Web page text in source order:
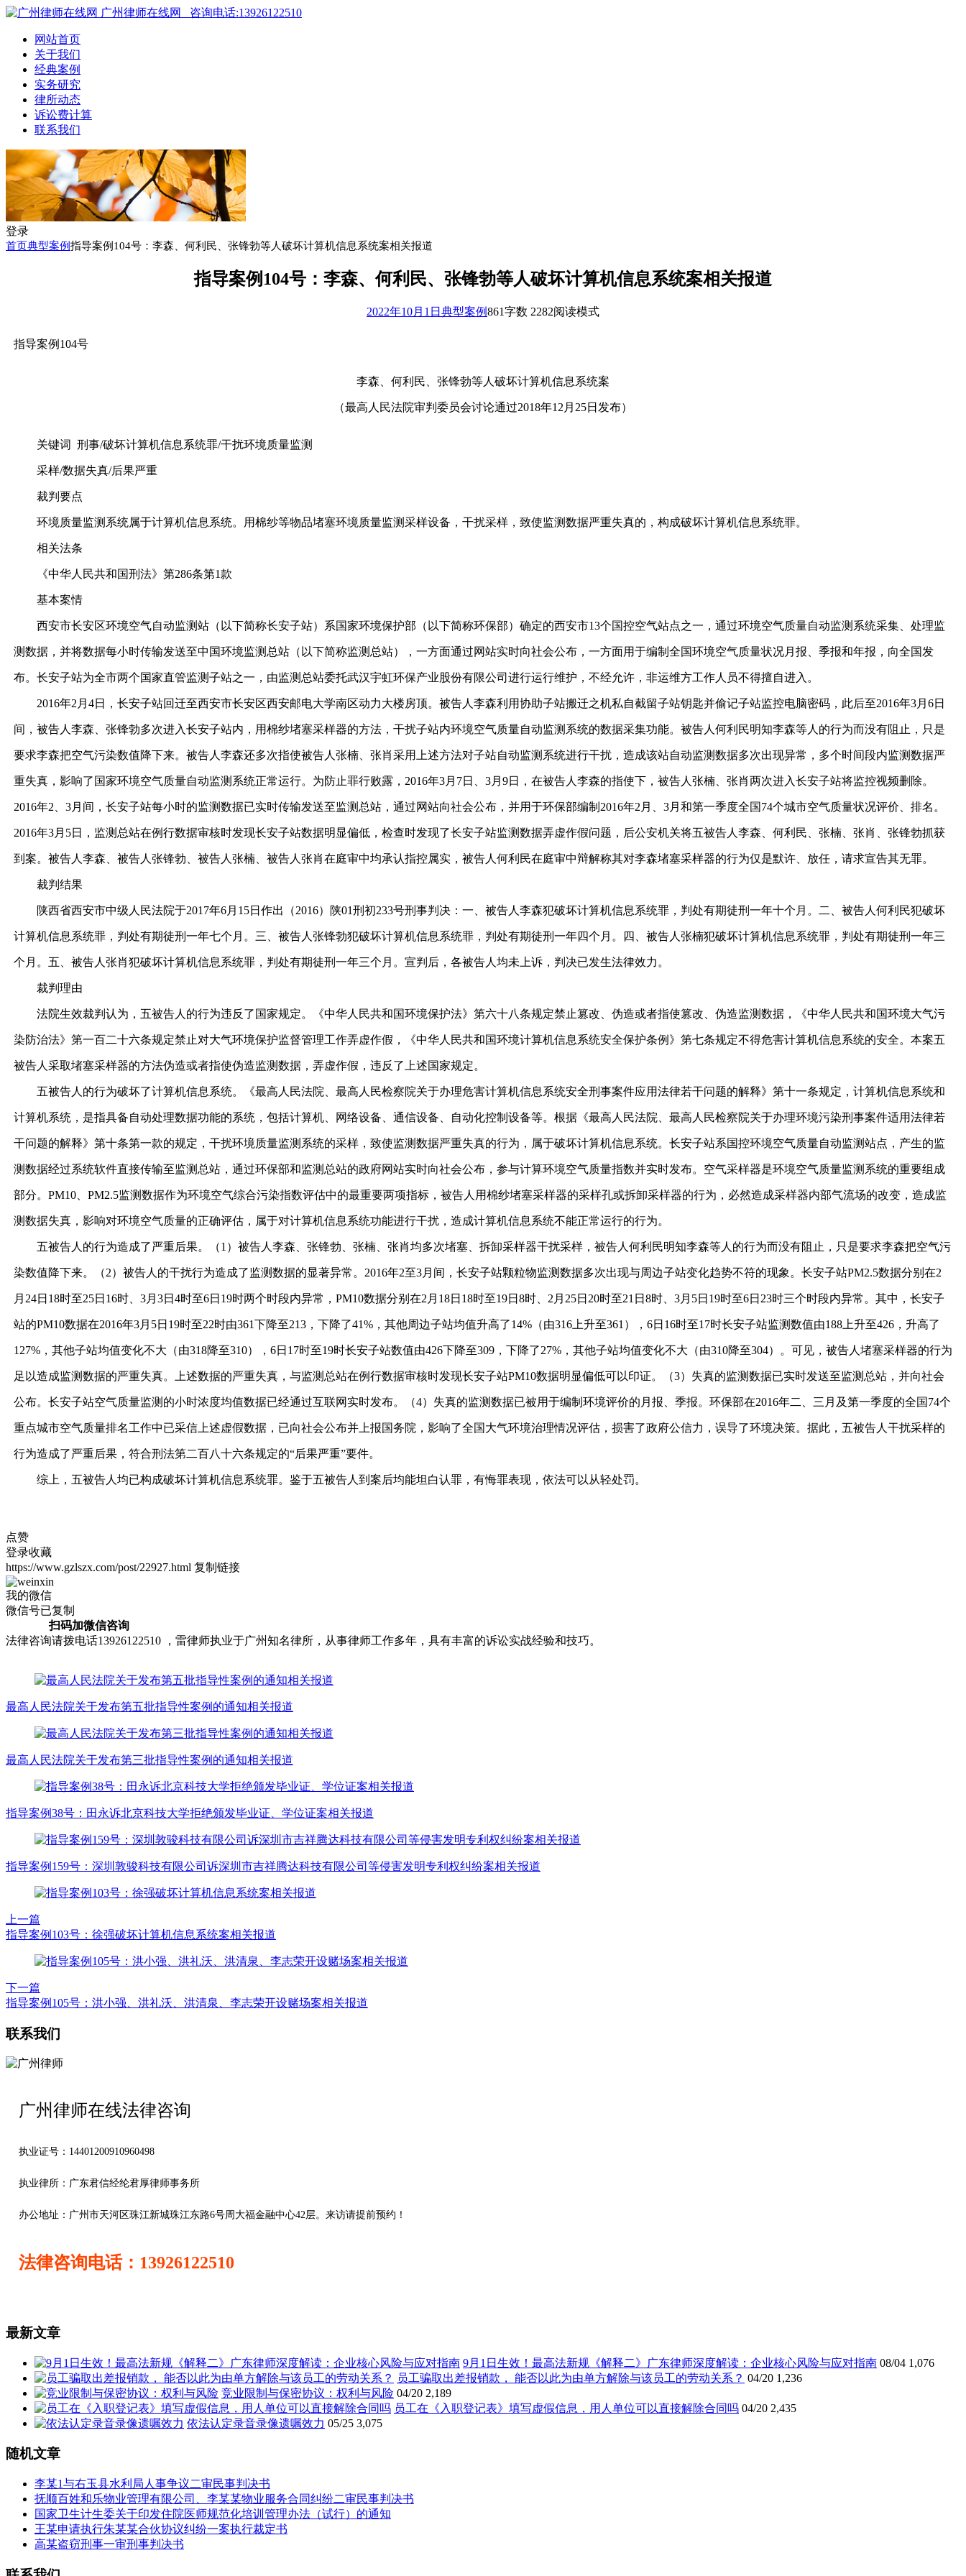
广州律师在线网 咨询电话:13926122510
网站首页
关于我们
经典案例
实务研究
律所动态
诉讼费计算
联系我们
登录
首页典型案例指导案例104号：李森、何利民、张锋勃等人破坏计算机信息系统案相关报道
指导案例104号：李森、何利民、张锋勃等人破坏计算机信息系统案相关报道
2022年10月1日 典型案例861字数 2282阅读模式
指导案例104号
李森、何利民、张锋勃等人破坏计算机信息系统案
（最高人民法院审判委员会讨论通过2018年12月25日发布）
关键词 刑事/破坏计算机信息系统罪/干扰环境质量监测
采样/数据失真/后果严重
裁判要点
环境质量监测系统属于计算机信息系统。用棉纱等物品堵塞环境质量监测采样设备，干扰采样，致使监测数据严重失真的，构成破坏计算机信息系统罪。
相关法条
《中华人民共和国刑法》第286条第1款
基本案情
西安市长安区环境空气自动监测站（以下简称长安子站）系国家环境保护部（以下简称环保部）确定的西安市13个国控空气站点之一，通过环境空气质量自动监测系统采集、处理监
测数据，并将数据每小时传输发送至中国环境监测总站（以下简称监测总站），一方面通过网站实时向社会公布，一方面用于编制全国环境空气质量状况月报、季报和年报，向全国发
布。长安子站为全市两个国家直管监测子站之一，由监测总站委托武汉宇虹环保产业股份有限公司进行运行维护，不经允许，非运维方工作人员不得擅自进入。
2016年2月4日，长安子站回迁至西安市长安区西安邮电大学南区动力大楼房顶。被告人李森利用协助子站搬迁之机私自截留子站钥匙并偷记子站监控电脑密码，此后至2016年3月6日
间，被告人李森、张锋勃多次进入长安子站内，用棉纱堵塞采样器的方法，干扰子站内环境空气质量自动监测系统的数据采集功能。被告人何利民明知李森等人的行为而没有阻止，只是
要求李森把空气污染数值降下来。被告人李森还多次指使被告人张楠、张肖采用上述方法对子站自动监测系统进行干扰，造成该站自动监测数据多次出现异常，多个时间段内监测数据严
重失真，影响了国家环境空气质量自动监测系统正常运行。为防止罪行败露，2016年3月7日、3月9日，在被告人李森的指使下，被告人张楠、张肖两次进入长安子站将监控视频删除。
2016年2、3月间，长安子站每小时的监测数据已实时传输发送至监测总站，通过网站向社会公布，并用于环保部编制2016年2月、3月和第一季度全国74个城市空气质量状况评价、排名。
2016年3月5日，监测总站在例行数据审核时发现长安子站数据明显偏低，检查时发现了长安子站监测数据弄虚作假问题，后公安机关将五被告人李森、何利民、张楠、张肖、张锋勃抓获
到案。被告人李森、被告人张锋勃、被告人张楠、被告人张肖在庭审中均承认指控属实，被告人何利民在庭审中辩解称其对李森堵塞采样器的行为仅是默许、放任，请求宣告其无罪。
裁判结果
陕西省西安市中级人民法院于2017年6月15日作出（2016）陕01刑初233号刑事判决：一、被告人李森犯破坏计算机信息系统罪，判处有期徒刑一年十个月。二、被告人何利民犯破坏
计算机信息系统罪，判处有期徒刑一年七个月。三、被告人张锋勃犯破坏计算机信息系统罪，判处有期徒刑一年四个月。四、被告人张楠犯破坏计算机信息系统罪，判处有期徒刑一年三
个月。五、被告人张肖犯破坏计算机信息系统罪，判处有期徒刑一年三个月。宣判后，各被告人均未上诉，判决已发生法律效力。
裁判理由
法院生效裁判认为，五被告人的行为违反了国家规定。《中华人民共和国环境保护法》第六十八条规定禁止篡改、伪造或者指使篡改、伪造监测数据，《中华人民共和国环境大气污
染防治法》第一百二十六条规定禁止对大气环境保护监督管理工作弄虚作假，《中华人民共和国环境计算机信息系统安全保护条例》第七条规定不得危害计算机信息系统的安全。本案五
被告人采取堵塞采样器的方法伪造或者指使伪造监测数据，弄虚作假，违反了上述国家规定。
五被告人的行为破坏了计算机信息系统。《最高人民法院、最高人民检察院关于办理危害计算机信息系统安全刑事案件应用法律若干问题的解释》第十一条规定，计算机信息系统和
计算机系统，是指具备自动处理数据功能的系统，包括计算机、网络设备、通信设备、自动化控制设备等。根据《最高人民法院、最高人民检察院关于办理环境污染刑事案件适用法律若
干问题的解释》第十条第一款的规定，干扰环境质量监测系统的采样，致使监测数据严重失真的行为，属于破坏计算机信息系统。长安子站系国控环境空气质量自动监测站点，产生的监
测数据经过系统软件直接传输至监测总站，通过环保部和监测总站的政府网站实时向社会公布，参与计算环境空气质量指数并实时发布。空气采样器是环境空气质量监测系统的重要组成
部分。PM10、PM2.5监测数据作为环境空气综合污染指数评估中的最重要两项指标，被告人用棉纱堵塞采样器的采样孔或拆卸采样器的行为，必然造成采样器内部气流场的改变，造成监
测数据失真，影响对环境空气质量的正确评估，属于对计算机信息系统功能进行干扰，造成计算机信息系统不能正常运行的行为。
五被告人的行为造成了严重后果。（1）被告人李森、张锋勃、张楠、张肖均多次堵塞、拆卸采样器干扰采样，被告人何利民明知李森等人的行为而没有阻止，只是要求李森把空气污
染数值降下来。（2）被告人的干扰行为造成了监测数据的显著异常。2016年2至3月间，长安子站颗粒物监测数据多次出现与周边子站变化趋势不符的现象。长安子站PM2.5数据分别在2
月24日18时至25日16时、3月3日4时至6日19时两个时段内异常，PM10数据分别在2月18日18时至19日8时、2月25日20时至21日8时、3月5日19时至6日23时三个时段内异常。其中，长安子
站的PM10数据在2016年3月5日19时至22时由361下降至213，下降了41%，其他周边子站均值升高了14%（由316上升至361），6日16时至17时长安子站监测数值由188上升至426，升高了
127%，其他子站均值变化不大（由318降至310），6日17时至19时长安子站数值由426下降至309，下降了27%，其他子站均值变化不大（由310降至304）。可见，被告人堵塞采样器的行为
足以造成监测数据的严重失真。上述数据的严重失真，与监测总站在例行数据审核时发现长安子站PM10数据明显偏低可以印证。（3）失真的监测数据已实时发送至监测总站，并向社会
公布。长安子站空气质量监测的小时浓度均值数据已经通过互联网实时发布。（4）失真的监测数据已被用于编制环境评价的月报、季报。环保部在2016年二、三月及第一季度的全国74个
重点城市空气质量排名工作中已采信上述虚假数据，已向社会公布并上报国务院，影响了全国大气环境治理情况评估，损害了政府公信力，误导了环境决策。据此，五被告人干扰采样的
行为造成了严重后果，符合刑法第二百八十六条规定的“后果严重”要件。
综上，五被告人均已构成破坏计算机信息系统罪。鉴于五被告人到案后均能坦白认罪，有悔罪表现，依法可以从轻处罚。
点赞
登录收藏
https://www.gzlszx.com/post/22927.html 复制链接
我的微信
微信号已复制
扫码加微信咨询
法律咨询请拨电话13926122510 ，雷律师执业于广州知名律所，从事律师工作多年，具有丰富的诉讼实战经验和技巧。
最高人民法院关于发布第五批指导性案例的通知相关报道
最高人民法院关于发布第三批指导性案例的通知相关报道
指导案例38号：田永诉北京科技大学拒绝颁发毕业证、学位证案相关报道
指导案例159号：深圳敦骏科技有限公司诉深圳市吉祥腾达科技有限公司等侵害发明专利权纠纷案相关报道
上一篇
指导案例103号：徐强破坏计算机信息系统案相关报道
下一篇
指导案例105号：洪小强、洪礼沃、洪清泉、李志荣开设赌场案相关报道
联系我们
广州律师在线法律咨询
执业证号：14401200910960498
执业律所：广东君信经纶君厚律师事务所
办公地址： 广州市天河区珠江新城珠江东路6号周大福金融中心42层。来访请提前预约！
法律咨询电话：13926122510
最新文章
9月1日生效！最高法新规《解释二》广东律师深度解读：企业核心风险与应对指南 08/04 1,076
员工骗取出差报销款， 能否以此为由单方解除与该员工的劳动关系？ 04/20 1,236
竞业限制与保密协议：权利与风险 04/20 2,189
员工在《入职登记表》填写虚假信息，用人单位可以直接解除合同吗 04/20 2,435
依法认定录音录像遗嘱效力 05/25 3,075
随机文章
李某1与右玉县水利局人事争议二审民事判决书
抚顺百姓和乐物业管理有限公司、李某某物业服务合同纠纷二审民事判决书
国家卫生计生委关于印发住院医师规范化培训管理办法（试行）的通知
王某申请执行朱某某合伙协议纠纷一案执行裁定书
高某盗窃刑事一审刑事判决书